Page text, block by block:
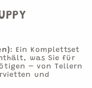
: Ein Komplettset
was Sie für
– von Tellern
und